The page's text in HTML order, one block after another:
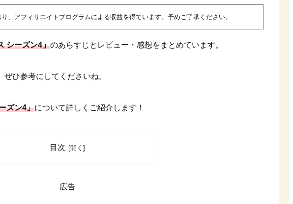
、アフィリエイトプログラムによる収益を得ています。予めご了承ください。
シーズン4」のあらすじとレビュー・感想をまとめています。
ひ参考にしてくださいね。
ズン4」について詳しくご紹介します！
目次
広告